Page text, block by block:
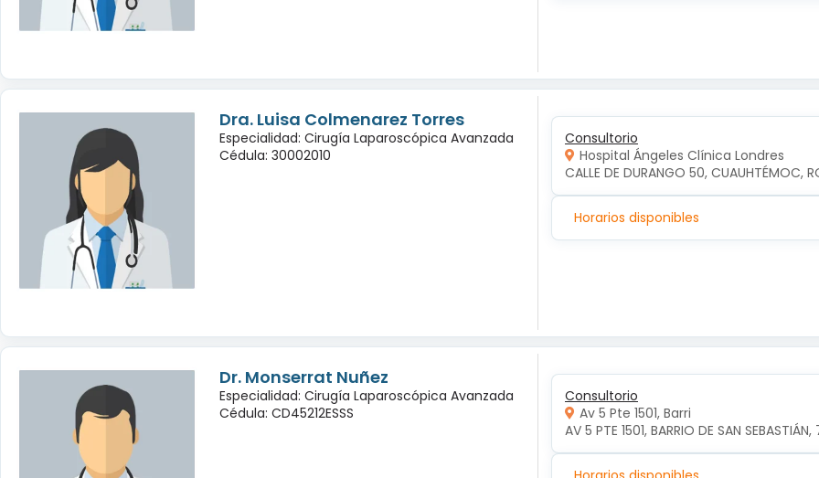
Dra. Luisa Colmenarez Torres
Especialidad: Cirugía Laparoscópica Avanzada
Cédula: 30002010
Consultorio
Hospital Ángeles Clínica Londres
CALLE DE DURANGO 50, CUAUHTÉMOC,
Horarios disponibles
Dr. Monserrat Nuñez
Especialidad: Cirugía Laparoscópica Avanzada
Cédula: CD45212ESSS
Consultorio
Av 5 Pte 1501, Barri
AV 5 PTE 1501, BARRIO DE SAN